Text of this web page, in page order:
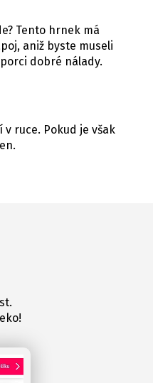
Tento hrnek má
aniž byste museli
dobré nálady.
ruce. Pokud je však